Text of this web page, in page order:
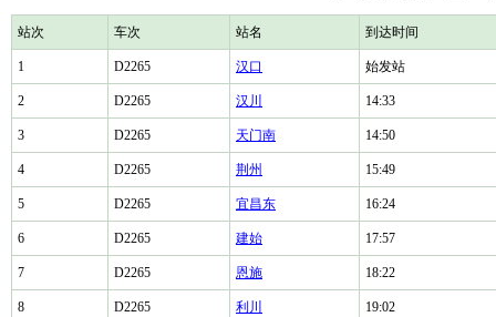
站次 车次 站名 到达时间
1 D2265 汉口 始发站
2 D2265 汉川 14:33
3 D2265 天门南 14:50
4 D2265 荆州 15:49
5 D2265 宜昌东 16:24
6 D2265 建始 17:57
7 D2265 恩施 18:22
8 D2265 利川 19:02